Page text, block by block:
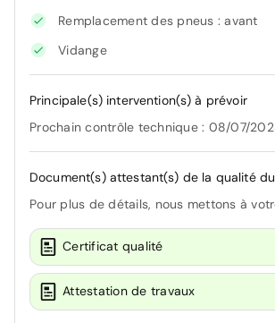
Remplacement des pneus : avant
Vidange
Principale(s) intervention(s) à prévoir
Prochain contrôle technique : 08/07/
Document(s) attestant(s) de la qualité
Pour plus de détails, nous mettons à
Certificat qualité
Attestation de travaux